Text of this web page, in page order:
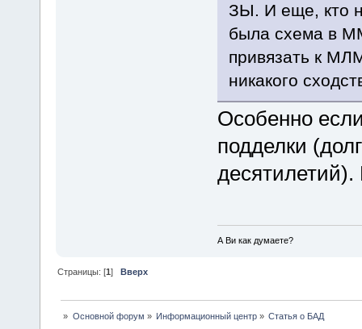
ЗЫ. И еще, кто
была схема в
привязать к
никакого
Особенно
подделки
десятилетий).
А Ви как думаете?
Страницы: [1]Вверх
» Основной форум » Информационный центр» Статья о БАД